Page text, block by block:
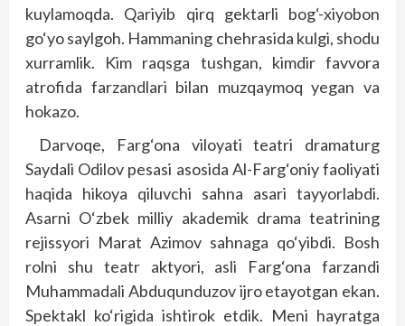
kuylamoqda. Qariyib qirq gektarli bog‘-xiyobon
go‘yo saylgoh. Hammaning chehrasida kulgi, shodu
xurramlik. Kim raqsga tushgan, kimdir favvora
atrofida farzandlari bilan muzqaymoq yegan va
hokazo.
Darvoqe, Farg‘ona viloyati teatri dramaturg
Saydali Odilov pesasi asosida Al-Farg‘oniy faoliyati
haqida hikoya qiluvchi sahna asari tayyorlabdi.
Asarni O‘zbek milliy akademik drama teatrining
rejissyori Marat Azimov sahnaga qo‘yibdi. Bosh
rolni shu teatr aktyori, asli Farg‘ona farzandi
Muhammadali Abduqunduzov ijro etayotgan ekan.
Spektakl ko‘rigida ishtirok etdik. Meni hayratga